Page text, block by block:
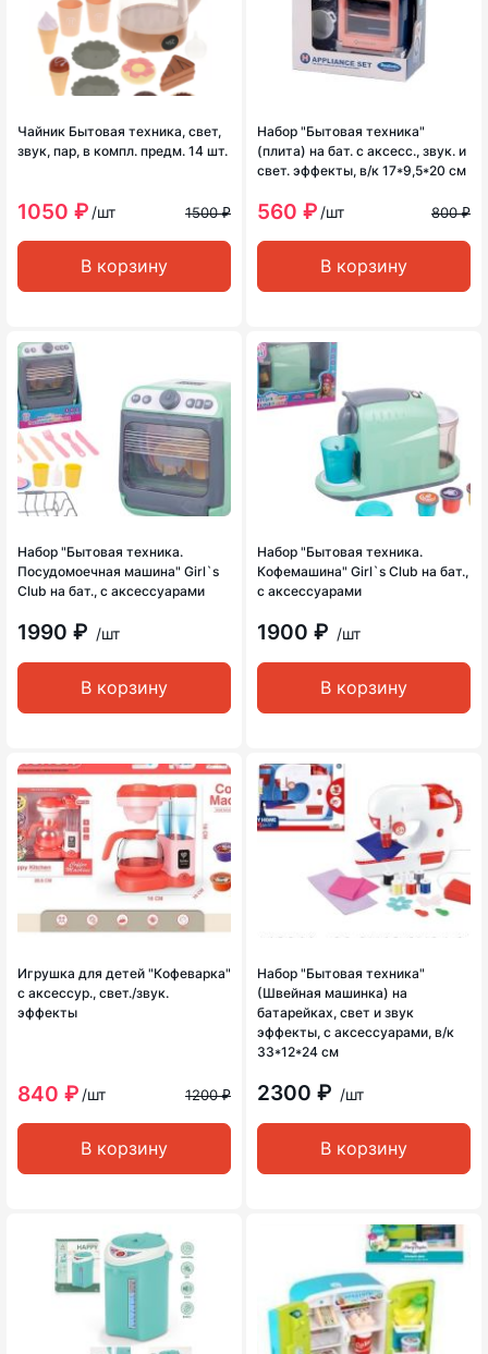
Чайник Бытовая техника, свет,
звук, пар, в компл. предм. 14 шт.
1050 ₽ /шт 1500 ₽
В корзину
Набор "Бытовая техника"
(плита) на бат. с аксесс., звук. и
свет. эффекты, в/к 17*9,5*20 см
560 ₽ /шт 800 ₽
В корзину
Набор "Бытовая техника.
Посудомоечная машина" Girl`s
Club на бат., с аксессуарами
1990 ₽ /шт
В корзину
Набор "Бытовая техника.
Кофемашина" Girl`s Club на бат.,
с аксессуарами
1900 ₽ /шт
В корзину
Игрушка для детей "Кофеварка"
с аксессур., свет./звук.
эффекты
840 ₽ /шт 1200 ₽
В корзину
Набор "Бытовая техника"
(Швейная машинка) на
батарейках, свет и звук
эффекты, с аксессуарами, в/к
33*12*24 см
2300 ₽ /шт
В корзину